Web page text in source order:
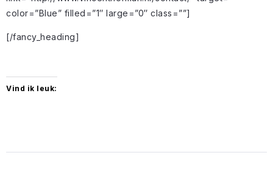
color=”Blue” filled=”1″ large=”0″ class=””]
[/fancy_heading]
Vind ik leuk: